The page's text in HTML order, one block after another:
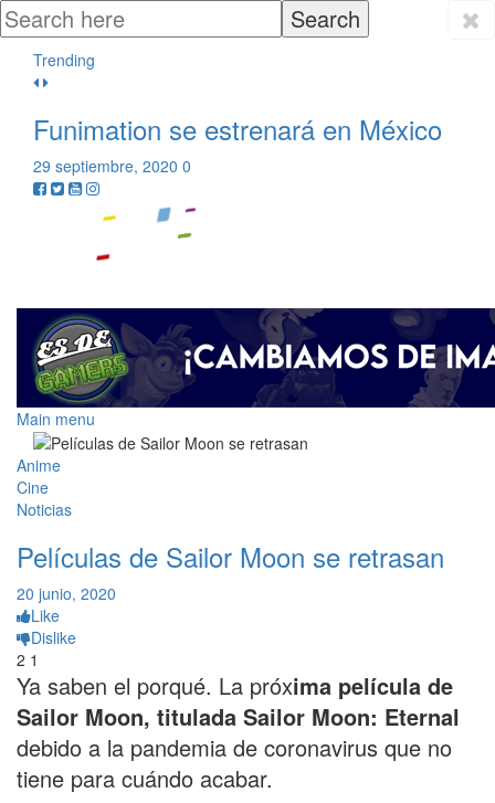
Trending
Funimation se estrenará en México
29 septiembre, 2020 0
Main menu
Anime
Cine
Noticias
Películas de Sailor Moon se retrasan
20 junio, 2020
Like
Dislike
2 1
Ya saben el porqué. La próxima película de
Sailor Moon, titulada Sailor Moon: Eternal
debido a la pandemia de coronavirus que no
tiene para cuándo acabar.